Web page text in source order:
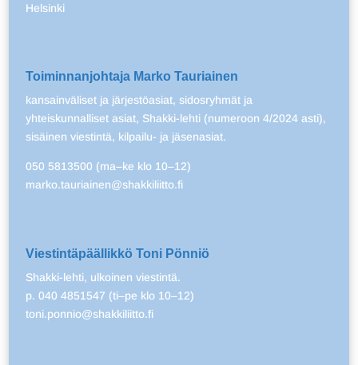
Helsinki
Toiminnanjohtaja Marko Tauriainen
kansainväliset ja järjestöasiat, sidosryhmät ja
yhteiskunnalliset asiat, Shakki-lehti (numeroon 4/2024 asti),
sisäinen viestintä, kilpailu- ja jäsenasiat.
050 5813500 (ma–ke klo 10–12)
marko.tauriainen@shakkiliitto.fi
Viestintäpäällikkö Toni Pönniö
Shakki-lehti, ulkoinen viestintä.
p. 040 4851547 (ti–pe klo 10–12)
toni.ponnio@shakkiliitto.fi